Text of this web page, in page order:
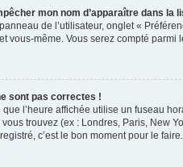
mon nom d’apparaître dans la
de l’utilisateur, onglet «
vous-même. Vous serez compté parmi
sont pas correctes !
que l’heure affichée utilise un fuseau
trouvez (ex : Londres, Paris, New
c’est le bon moment pour le faire.